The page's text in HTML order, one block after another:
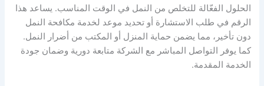
الحلول الفعّالة للتخلص من النمل في الوقت المناسب. يساعد هذا
الرقم في طلب الاستشارة أو تحديد موعد لخدمة مكافحة النمل
دون تأخير، مما يضمن حماية المنزل أو المكتب من أضرار النمل.
كما يوفر التواصل المباشر مع الشركة متابعة دورية وضمان جودة
الخدمة المقدمة.